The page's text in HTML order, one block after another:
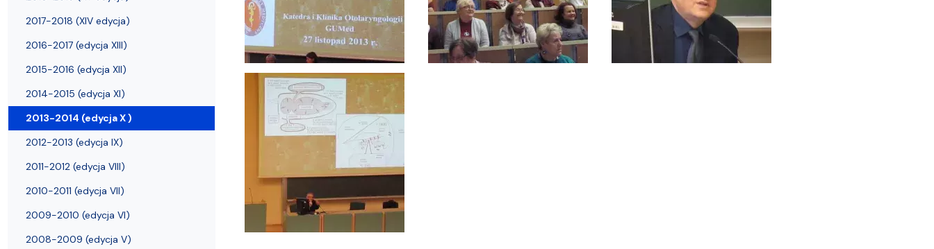
2017-2018 (XIV edycja)
2016-2017 (edycja XIII)
2015-2016 (edycja XII)
2014-2015 (edycja XI)
2013-2014 (edycja X )
2012-2013 (edycja IX)
2011-2012 (edycja VIII)
2010-2011 (edycja VII)
2009-2010 (edycja VI)
2008-2009 (edycja V)